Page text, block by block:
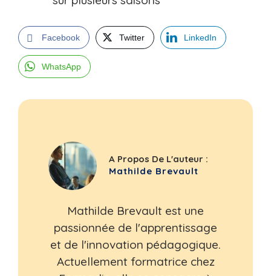
Facebook Twitter LinkedIn
WhatsApp
A Propos De L'auteur :
Mathilde Brevault
Mathilde Brevault est une
passionnée de l'apprentissage
et de l'innovation pédagogique.
Actuellement formatrice chez